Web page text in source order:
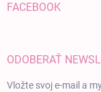
FACEBOOK
ODOBERAŤ
Vložte svoj e-mail a